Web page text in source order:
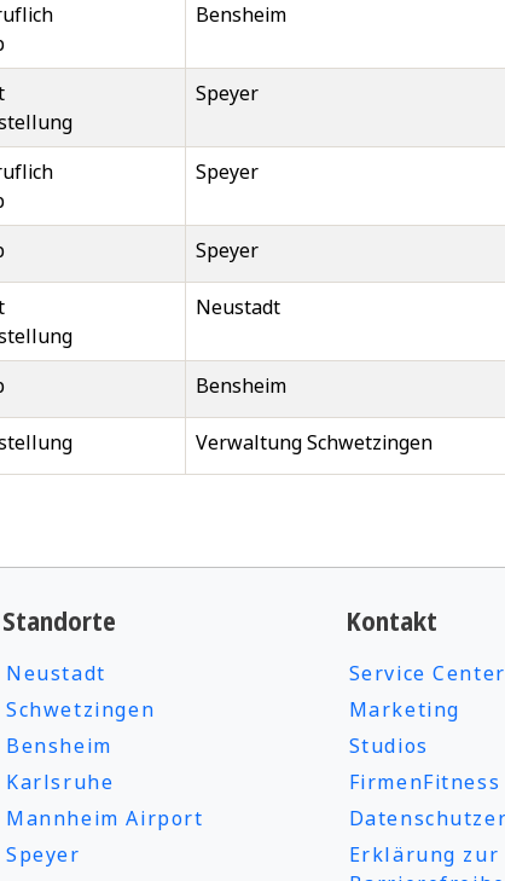
Bensheim
Speyer
Speyer
Speyer
Neustadt
Bensheim
Verwaltung Schwetzingen
Standorte
Neustadt
Schwetzingen
Bensheim
Karlsruhe
Mannheim Airport
Speyer
Kontakt
Service Center
Marketing
Studios
FirmenFitness
Erklärung zur